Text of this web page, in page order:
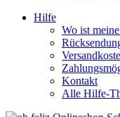
Hilfe
Wo ist
Kontakt
Alle Hilfe-